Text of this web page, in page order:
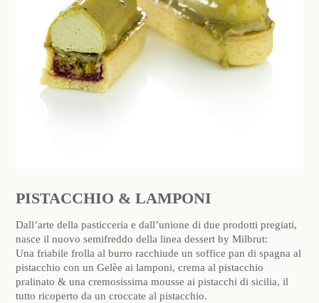
PISTACCHIO & LAMPONI
Dall’arte della pasticceria e dall’unione di due prodotti pregiati,
nasce il nuovo semifreddo della linea dessert by Milbrut:
Una friabile frolla al burro racchiude un soffice pan di spagna al
pistacchio con un Gelèe ai lamponi, crema al pistacchio
pralinato & una cremosissima mousse ai pistacchi di sicilia, il
tutto ricoperto da un croccate al pistacchio.